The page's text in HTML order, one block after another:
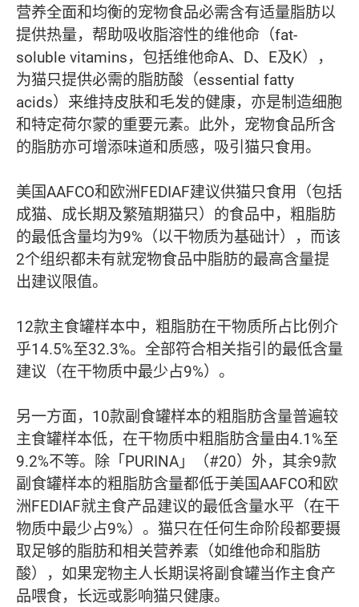
营养全面和均衡的宠物食品必需含有适量脂肪以
提供热量，帮助吸收脂溶性的维他命（fat-
soluble vitamins，包括维他命A、D、E及K），
为猫只提供必需的脂肪酸（essential fatty
acids）来维持皮肤和毛发的健康，亦是制造细胞
和特定荷尔蒙的重要元素。此外，宠物食品所含
的脂肪亦可增添味道和质感，吸引猫只食用。
美国AAFCO和欧洲FEDIAF建议供猫只食用（包括
成猫、成长期及繁殖期猫只）的食品中，粗脂肪
的最低含量均为9%（以干物质为基础计），而该
2个组织都未有就宠物食品中脂肪的最高含量提
出建议限值。
12款主食罐样本中，粗脂肪在干物质所占比例介
乎14.5%至32.3%。全部符合相关指引的最低含量
建议（在干物质中最少占9%）。
另一方面，10款副食罐样本的粗脂肪含量普遍较
主食罐样本低，在干物质中粗脂肪含量由4.1%至
9.2%不等。除「PURINA」（#20）外，其余9款
副食罐样本的粗脂肪含量都低于美国AAFCO和欧
洲FEDIAF就主食产品建议的最低含量水平（在干
物质中最少占9%）。猫只在任何生命阶段都要摄
取足够的脂肪和相关营养素（如维他命和脂肪
酸），如果宠物主人长期误将副食罐当作主食产
品喂食，长远或影响猫只健康。